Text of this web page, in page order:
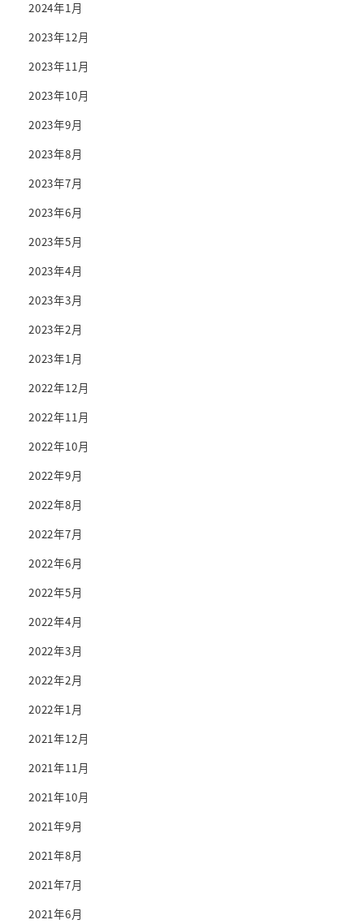
2024年1月
2023年12月
2023年11月
2023年10月
2023年9月
2023年8月
2023年7月
2023年6月
2023年5月
2023年4月
2023年3月
2023年2月
2023年1月
2022年12月
2022年11月
2022年10月
2022年9月
2022年8月
2022年7月
2022年6月
2022年5月
2022年4月
2022年3月
2022年2月
2022年1月
2021年12月
2021年11月
2021年10月
2021年9月
2021年8月
2021年7月
2021年6月